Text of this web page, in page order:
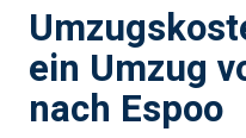
ein Umzug
nach Espoo